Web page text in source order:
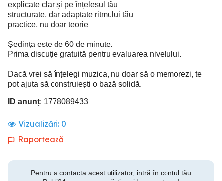
explicate clar și pe înțelesul tău
structurate, dar adaptate ritmului tău
practice, nu doar teorie
Ședința este de 60 de minute.
Prima discuție gratuită pentru evaluarea nivelului.
Dacă vrei să înțelegi muzica, nu doar să o memorezi, te
pot ajuta să construiești o bază solidă.
ID anunț: 1778089433
Vizualizări: 0
Raportează
Pentru a contacta acest utilizator, intră în contul tău